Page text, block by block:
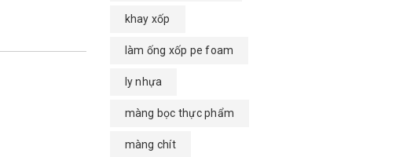
khay xốp
làm ống xốp pe foam
ly nhựa
màng bọc thực phẩm
màng chít